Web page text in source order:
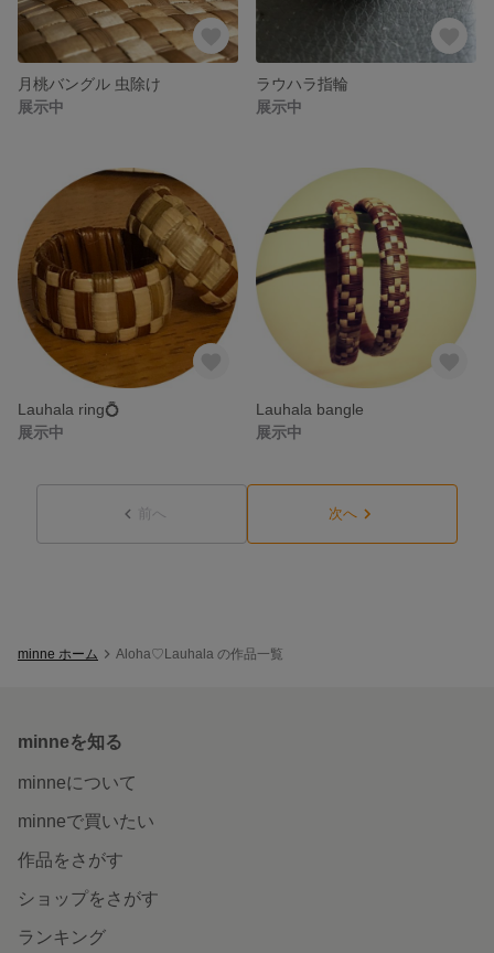
月桃バングル 虫除け
展示中
ラウハラ指輪
展示中
Lauhala ring💍
展示中
Lauhala bangle
展示中
前へ 次へ
minne ホーム Aloha♡Lauhala の作品一覧
minneを知る
minneについて
minneで買いたい
作品をさがす
ショップをさがす
ランキング